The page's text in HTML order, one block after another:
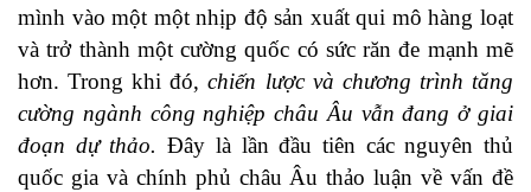
mình vào một một nhịp độ sản xuất qui mô hàng loạt
và trở thành một cường quốc có sức răn đe mạnh mẽ
hơn. Trong khi đó,chiến lược và chương trình tăng
cường ngành công nghiệp châu Âu vẫn đang ở giai
đoạn dự thảo. Đây là lần đầu tiên các nguyên thủ
quốc gia và chính phủ châu Âu thảo luận về vấn đề